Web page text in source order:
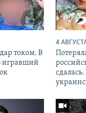
током. В
игравший
4